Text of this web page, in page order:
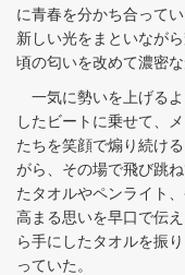
に青春を分かち合って
新しい光をまといなが
頃の匂いを改めて濃密
一気に勢いを上げるよ
したビートに乗せて、
たちを笑顔で煽り続け
がら、その場で飛び跳
たタオルやペンライト
高まる思いを早口で伝
ら手にしたタオルを振
っていた。